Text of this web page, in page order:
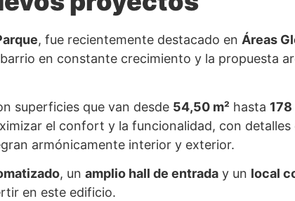
, fue recientemente destacado en Áreas
en constante crecimiento y la propuesta
superficies que van desde 54,50 m² hasta 178
el confort y la funcionalidad, con
armónicamente interior y exterior.
, un amplio hall de entrada y un local
en este edificio.